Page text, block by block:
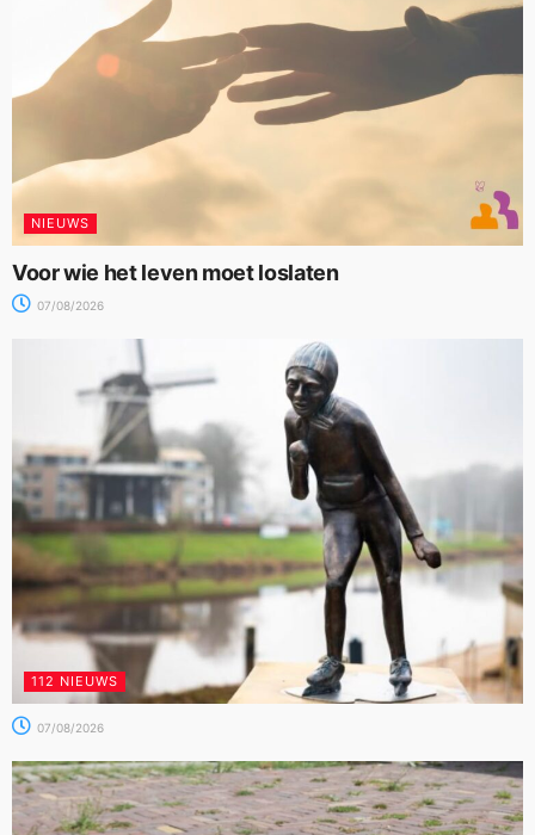
NIEUWS
Voor wie het leven moet loslaten
07/08/2026
112 NIEUWS
07/08/2026